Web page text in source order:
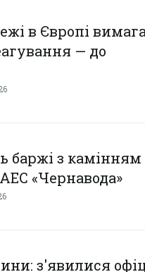
в Європі
— до
баржі з
«Чернавода»
з'явилися